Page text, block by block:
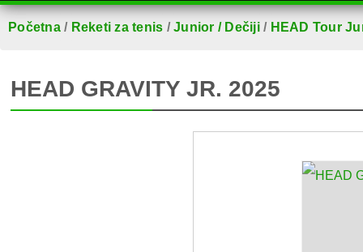
Početna/ Reketi za tenis /Junior / Dečiji/ HEAD Tour
HEAD GRAVITY JR. 2025